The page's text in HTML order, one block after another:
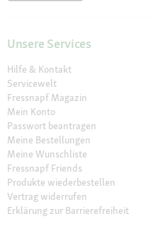
Unsere Services
Hilfe & Kontakt
Servicewelt
Fressnapf Magazin
Mein Konto
Passwort beantragen
Meine Bestellungen
Meine Wunschliste
Fressnapf Friends
Produkte wiederbestellen
Vertrag widerrufen
Erklärung zur Barrierefreiheit